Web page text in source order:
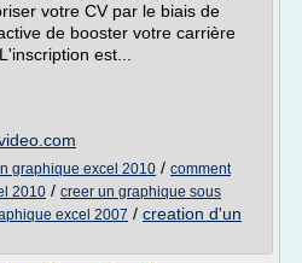
votre CV par le biais de
de booster votre carrière
est...
graphique excel 2010 / comment
2010 / creer un graphique sous
excel 2007 / creation d'un